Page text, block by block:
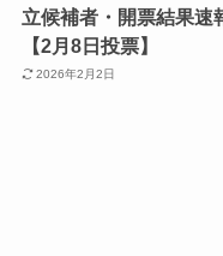
立候補者・開票結果速
【2月8日投票】
2026年2月2日